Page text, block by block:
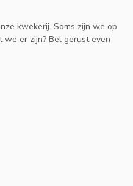
kwekerij. Soms zijn we op
er zijn? Bel gerust even